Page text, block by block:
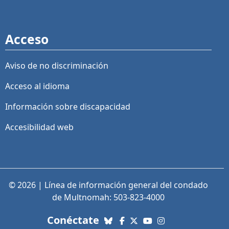
Acceso
Aviso de no discriminación
Acceso al idioma
Información sobre discapacidad
Accesibilidad web
© 2026 | Línea de información general del condado
de Multnomah: 503-823-4000
Conéctate con nosotros. Enlaces a
Bluesky
Facebook
X (Twitter)
YouTube
Instagram